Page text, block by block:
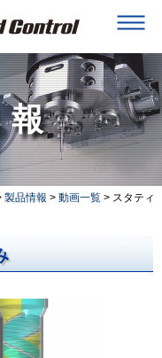
報
製品情報 > 動画一覧 > スタティ